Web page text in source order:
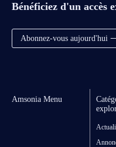
Bénéficiez d'un accès
Abonnez-vous
Amsonia Menu